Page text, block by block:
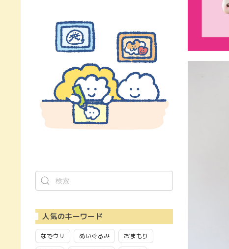
人気のキーワード
なでウサ ぬいぐるみ おまもり